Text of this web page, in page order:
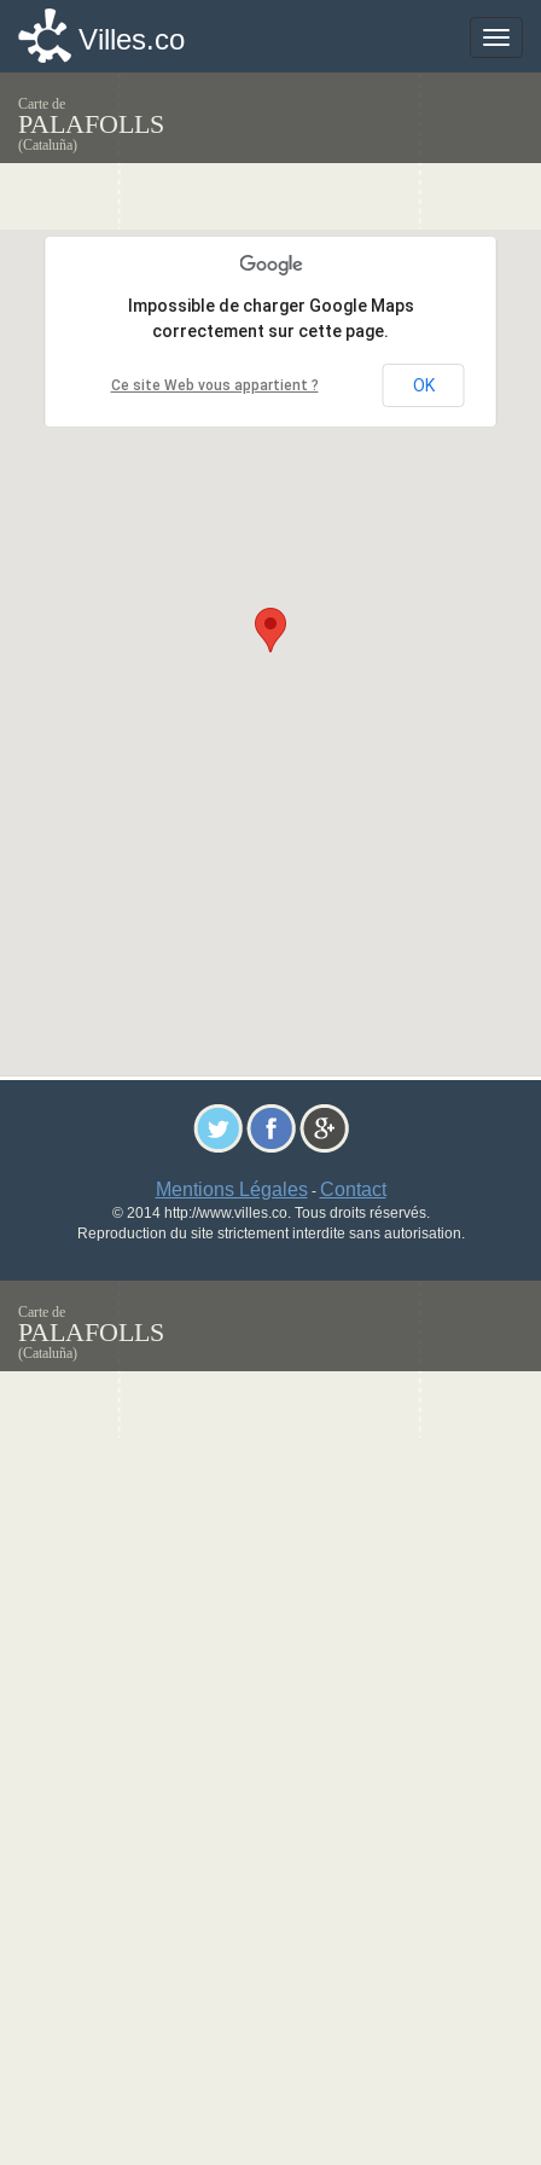
Toggle
Villes.co
Carte de
PALAFOLLS
(Cataluña)
Impossible de charger Google Maps
correctement sur cette page.
Ce site Web vous appartient ? OK
Impossible de charger Google Maps
correctement sur cette page.
Ce site Web vous appartient ? OK
Mentions Légales- Contact
© 2014 http://www.villes.co. Tous droits réservés.
Reproduction du site strictement interdite sans autorisation.
Toggle
Villes.co
Carte de
PALAFOLLS
(Cataluña)